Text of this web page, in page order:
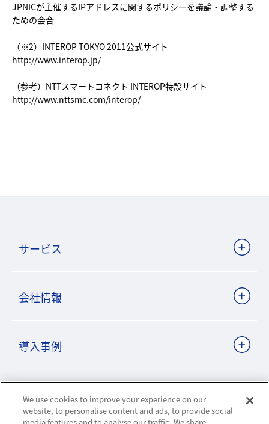
JPNICが主催するIPアドレスに関するポリシーを議論・調整する
ための会合
（※2）INTEROP TOKYO 2011公式サイト
http://www.interop.jp/
（参考）NTTスマートコネクト INTEROP特設サイト
http://www.nttsmc.com/interop/
サービス
会社情報
導入事例
ビジネスパートナーサイト
We use cookies to improve your experience on our
website, to personalise content and ads, to provide social